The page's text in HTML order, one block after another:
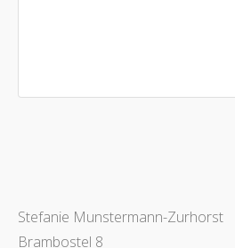
Stefanie Munstermann-Zurhorst
Brambostel 8